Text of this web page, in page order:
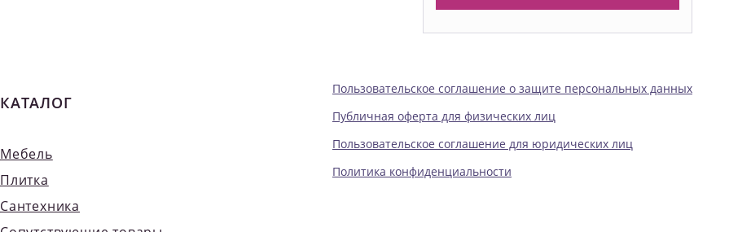
КАТАЛОГ
Мебель
Плитка
Сантехника
Пользовательское соглашение о защите персональных данных
Публичная оферта для физических лиц
Пользовательское соглашение для юридических лиц
Политика конфиденциальности